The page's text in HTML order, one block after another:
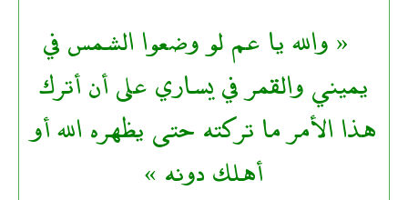
« والله يا عم لو وضعوا الشمس في
يميني والقمر في يساري على أن أترك
هذا الأمر ما تركته حتى يظهره الله أو
أهلك دونه »